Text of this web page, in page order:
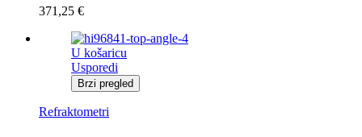
371,25 €
U košaricu
Usporedi
Brzi pregled
Refraktometri